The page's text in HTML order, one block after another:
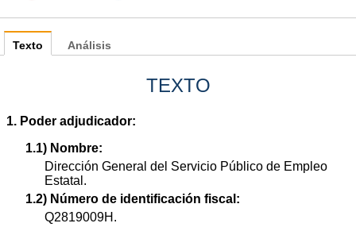
Texto
TEXTO
1. Poder adjudicador:
1.1) Nombre:
Dirección General del Servicio Público de Empleo
Estatal.
1.2) Número de identificación fiscal:
Q2819009H.
Análisis